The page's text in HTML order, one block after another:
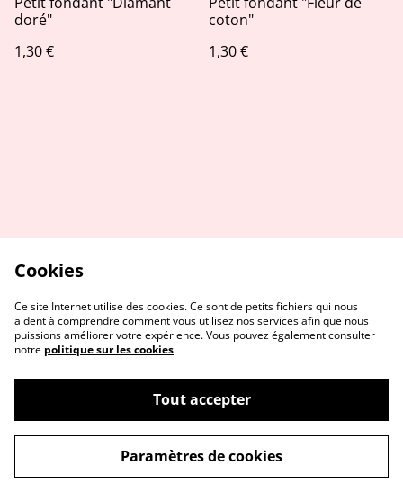
doré"
1,30 €
coton"
1,30 €
Contactez-moi
Conditions générales
de vente
Cookies
Ce site Internet utilise des cookies. Ce sont de petits fichiers qui nous
aident à comprendre comment vous utilisez nos services afin que nous
puissions améliorer votre expérience. Vous pouvez également consulter
notre politique sur les cookies.
Tout accepter
Paramètres de cookies